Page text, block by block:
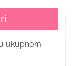
ukupnom